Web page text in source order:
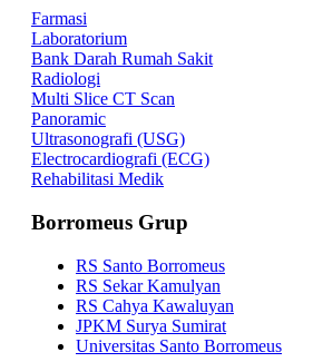
Farmasi
Laboratorium
Bank Darah Rumah Sakit
Radiologi
Multi Slice CT Scan
Panoramic
Ultrasonografi (USG)
Electrocardiografi (ECG)
Rehabilitasi Medik
Borromeus Grup
RS Santo Borromeus
RS Sekar Kamulyan
RS Cahya Kawaluyan
JPKM Surya Sumirat
Universitas Santo Borromeus